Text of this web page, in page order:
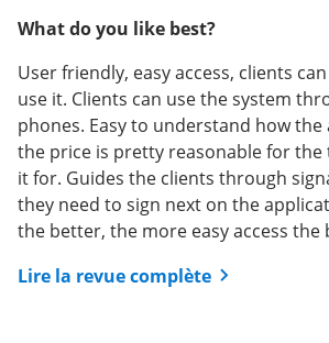
What do you like best?
User friendly, easy access, clients
use it. Clients can use the system
phones. Easy to understand how the
the price is pretty reasonable for the
it for. Guides the clients through
they need to sign next on the
the better, the more easy access the
Lire la revue complète
Rebecca O
What do you like best?
I love that this is more affordable
out there and the document ground
easy to use!
Lire la revue complète
What do you like best?
It is very easy to use and works well
is needed to do the job sending
signatures. On top of it, very
Lire la revue complète